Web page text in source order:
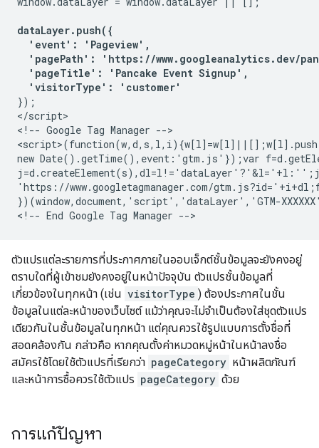
dataLayer.push({
  'event': 'Pageview',
'pagePath': 'https://www.googleanalytics.dev/
  'pageTitle': 'Pancake Event Signup',
  'visitorType': 'customer'
});
</script>
<!-- Google Tag Manager -->
new Date().getTime(),event:'gtm.js'});var
'https://www.googletagmanager.com/
})(window,document,'script','dataLayer','GTM-
ตัวแปรแต่ละรายการที่ประกาศภายในออบเจ็กต์ชั้นข้อมูลจะยังคงอยู่
ตราบใดที่ผู้เข้าชมยังคงอยู่ในหน้าปัจจุบัน ตัวแปรชั้นข้อมูลที่
เกี่ยวข้องในทุกหน้า (เช่น visitorType ) ต้องประกาศในชั้น
ข้อมูลในแต่ละหน้าของเว็บไซต์ แม้ว่าคุณจะไม่จำเป็นต้องใส่ชุดตัวแปร
เดียวกันในชั้นข้อมูลในทุกหน้า แต่คุณควรใช้รูปแบบการตั้งชื่อที่
สอดคล้องกัน กล่าวคือ หากคุณตั้งค่าหมวดหมู่หน้าในหน้าลงชื่อ
สมัครใช้โดยใช้ตัวแปรที่เรียกว่า pageCategory หน้าผลิตภัณฑ์
และหน้าการซื้อควรใช้ตัวแปร pageCategory ด้วย
การแก้ปัญหา